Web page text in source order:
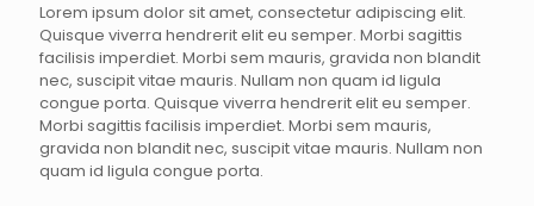
Lorem ipsum dolor sit amet, consectetur adipiscing elit.
Quisque viverra hendrerit elit eu semper. Morbi sagittis
facilisis imperdiet. Morbi sem mauris, gravida non blandit
nec, suscipit vitae mauris. Nullam non quam id ligula
congue porta. Quisque viverra hendrerit elit eu semper.
Morbi sagittis facilisis imperdiet. Morbi sem mauris,
gravida non blandit nec, suscipit vitae mauris. Nullam non
quam id ligula congue porta.